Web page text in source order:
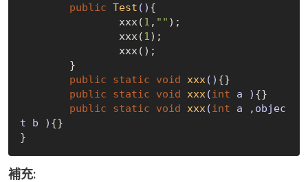
public Test () {
		xxx(
1 , "" );
		xxx(
1 );
public
static void xxx () {}
public
static void xxx ( int a ) {}
public
static void xxx ( int a ,objec
t b ) {}
補充: